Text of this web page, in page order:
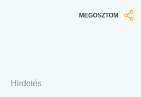
MEGOSZTOM
Hirdetés